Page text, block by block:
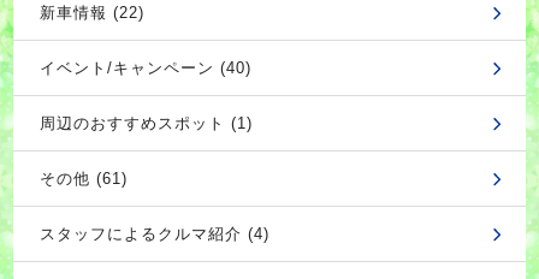
新車情報 (22)
イベント/キャンペーン (40)
周辺のおすすめスポット (1)
その他 (61)
スタッフによるクルマ紹介 (4)